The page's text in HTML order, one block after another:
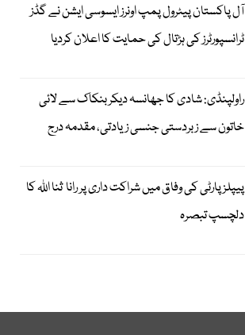
آل پاکستان پیٹرول پمپ اونرز ایسوسی ایشن نے گڈز
ٹرانسپورٹرز کی ہڑتال کی حمایت کا اعلان کردیا
راولپنڈی: شادی کا جھانسہ دیکر بنکاک سے لائی
خاتون سے زبردستی جنسی زیادتی، مقدمہ درج
پیپلز پارٹی کی وفاق میں شراکت داری پر رانا ثنا اللہ کا
دلچسپ تبصرہ